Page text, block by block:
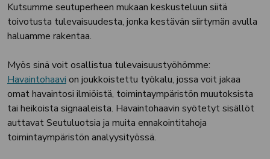
Kutsumme seutuperheen mukaan keskusteluun siitä
toivotusta tulevaisuudesta, jonka kestävän siirtymän avulla
haluamme rakentaa.
Myös sinä voit osallistua tulevaisuustyöhömme:
Havaintohaavi on joukkoistettu työkalu, jossa voit jakaa
omat havaintosi ilmiöistä, toimintaympäristön muutoksista
tai heikoista signaaleista. Havaintohaavin syötetyt sisällöt
auttavat Seutuluotsia ja muita ennakointitahoja
toimintaympäristön analyysityössä.